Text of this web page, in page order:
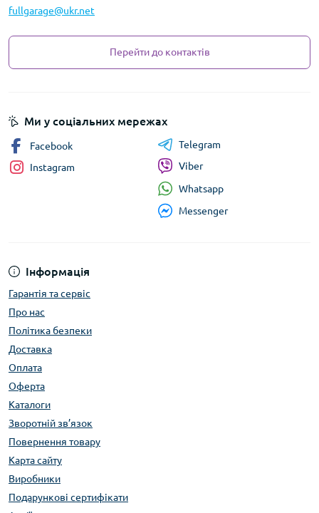
fullgarage@ukr.net
Перейти до контактів
Інформація
Гарантія та сервіс
Про нас
Політика безпеки
Доставка
Оплата
Оферта
Каталоги
Зворотній зв’язок
Повернення товару
Карта сайту
Виробники
Подарункові сертифікати
Ми у соціальних мережах
Facebook
Instagram
Telegram
Viber
Whatsapp
Messenger